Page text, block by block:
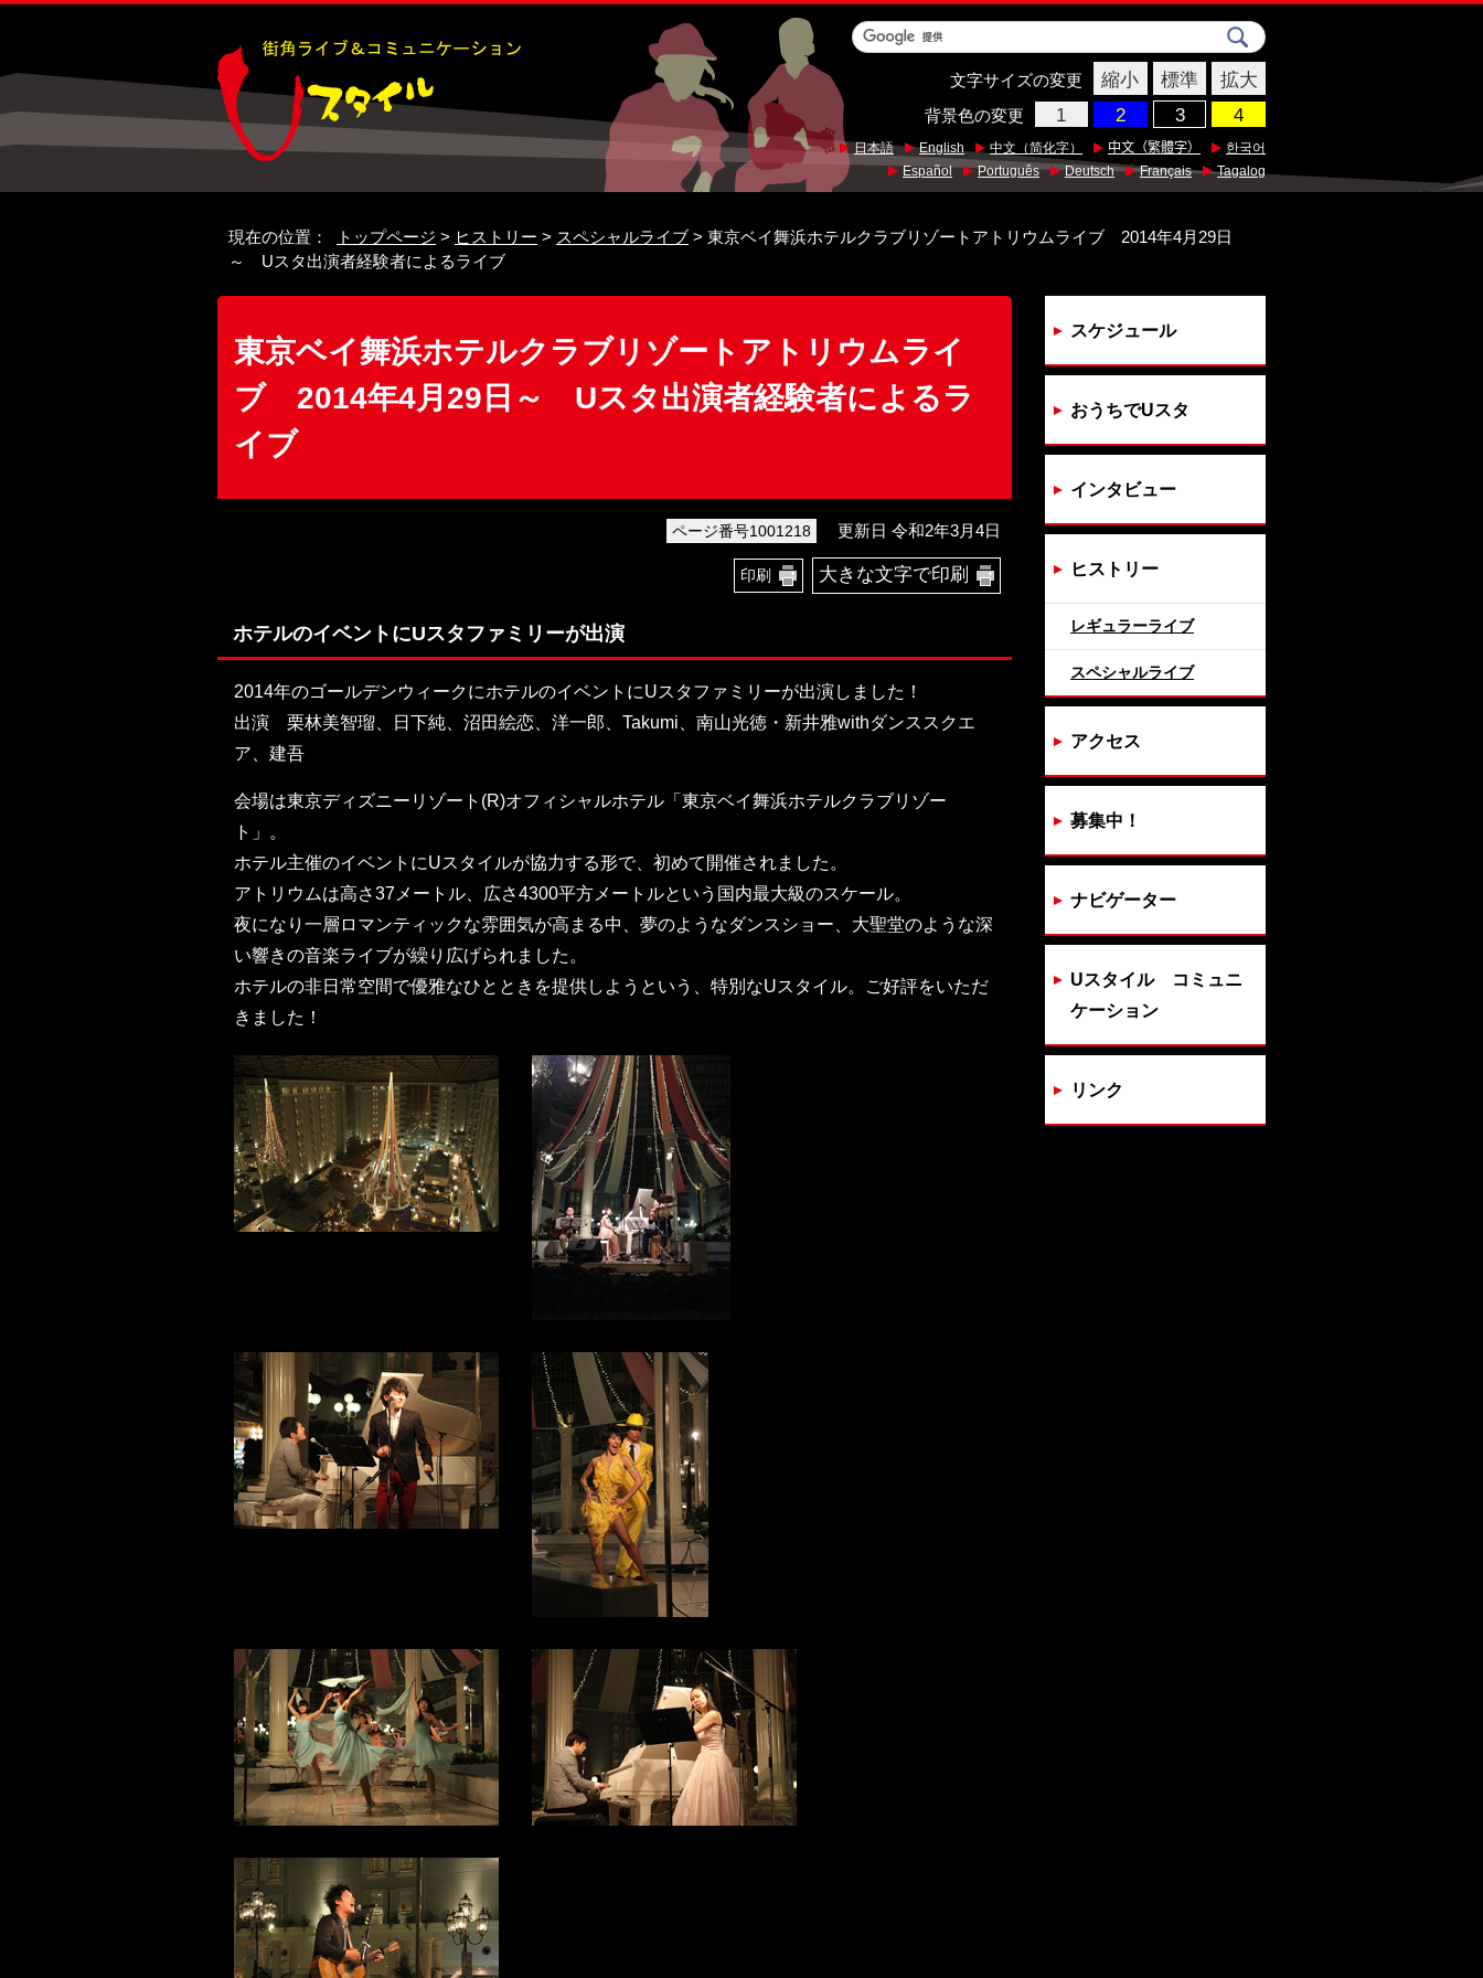
文字サイズの変更 縮小 標準 拡大
背景色の変更
日本語 English 中文（简化字） 中文（繁體字）
한국어
Español
Português Deutsch Français Tagalog
現在の位置： トップページ > ヒストリー > スペシャルライブ > 東京ベイ舞浜ホテルクラブリゾートアトリウムライブ 2014年4月29日
～ Uスタ出演者経験者によるライブ
東京ベイ舞浜ホテルクラブリゾートアトリウムライ
ブ 2014年4月29日～ Uスタ出演者経験者によるラ
イブ
ページ番号1001218 更新日 令和2年3月4日
印刷 大きな文字で印刷
ホテルのイベントにUスタファミリーが出演
2014年のゴールデンウィークにホテルのイベントにUスタファミリーが出演しました！
出演 栗林美智瑠、日下純、沼田絵恋、洋一郎、Takumi、南山光徳・新井雅withダンススクエ
ア、建吾
会場は東京ディズニーリゾート(R)オフィシャルホテル「東京ベイ舞浜ホテルクラブリゾー
ト」。
ホテル主催のイベントにUスタイルが協力する形で、初めて開催されました。
アトリウムは高さ37メートル、広さ4300平方メートルという国内最大級のスケール。
夜になり一層ロマンティックな雰囲気が高まる中、夢のようなダンスショー、大聖堂のような深
い響きの音楽ライブが繰り広げられました。
ホテルの非日常空間で優雅なひとときを提供しようという、特別なUスタイル。ご好評をいただ
きました！
スケジュール
おうちでUスタ
インタビュー
ヒストリー
レギュラーライブ
スペシャルライブ
アクセス
募集中！
ナビゲーター
Uスタイル コミュニ
ケーション
リンク